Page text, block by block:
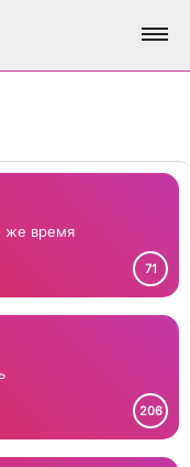
же время
71
206